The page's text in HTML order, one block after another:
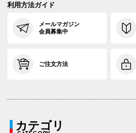
利用方法ガイド
メールマガジン
会員募集中
ご注文方法
カテゴリ